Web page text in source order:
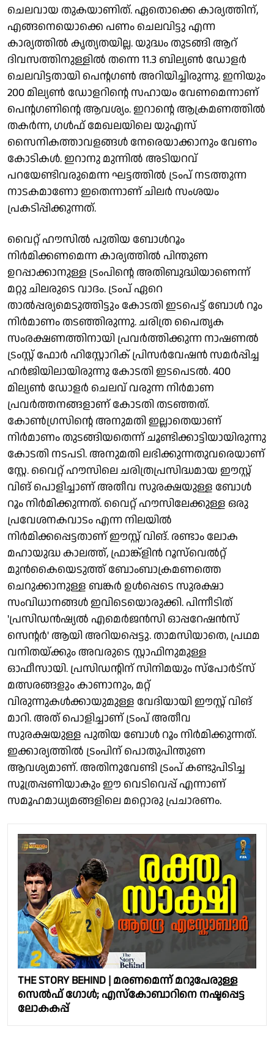
ചെലവായ തുകയാണിത്. ഏതൊക്കെ കാര്യത്തിന്,
എങ്ങനെയൊക്കെ പണം ചെലവിട്ടു എന്ന
കാര്യത്തില്‍ കൃത്യതയില്ല. യുദ്ധം തുടങ്ങി ആറ്
ദിവസത്തിനുള്ളില്‍ തന്നെ 11.3 ബില്യണ്‍ ഡോളര്‍
ചെലവിട്ടതായി പെന്റഗണ്‍ അറിയിച്ചിരുന്നു. ഇനിയും
200 മില്യണ്‍ ഡോളറിന്റെ സഹായം വേണമെന്നാണ്
പെന്റഗണിന്റെ ആവശ്യം. ഇറാന്റെ ആക്രമണത്തില്‍
തകര്‍ന്ന, ഗള്‍ഫ് മേഖലയിലെ യുഎസ്
സൈനികത്താവളങ്ങള്‍ നേരെയാക്കാനും വേണം
കോടികള്‍. ഇറാനു മുന്നില്‍ അടിയറവ്
പറയേണ്ടിവരുമെന്ന ഘട്ടത്തില്‍ ട്രംപ് നടത്തുന്ന
നാടകമാണോ ഇതെന്നാണ് ചിലര്‍ സംശയം
പ്രകടിപ്പിക്കുന്നത്.
വൈറ്റ് ഹൗസിൽ പുതിയ ബോൾറൂം
നിർമിക്കണമെന്ന കാര്യത്തില്‍ പിന്തുണ
ഉറപ്പാക്കാനുള്ള ട്രംപിന്റെ അതിബുദ്ധിയാണെന്ന്
മറ്റു ചിലരുടെ വാദം. ട്രംപ് ഏറെ
താല്‍പ്പര്യമെടുത്തിട്ടും കോടതി ഇടപെട്ട് ബോള്‍ റൂം
നിര്‍മാണം തടഞ്ഞിരുന്നു. ചരിത്ര പൈതൃക
സംരക്ഷണത്തിനായി പ്രവർത്തിക്കുന്ന നാഷണല്‍
ട്രംസ്റ്റ് ഫോര്‍ ഹിസ്റ്റോറിക് പ്രിസര്‍വേഷന്‍ സമർപ്പിച്ച
ഹർജിയിലായിരുന്നു കോടതി ഇടപെടല്‍. 400
മില്യൺ ഡോളർ ചെലവ് വരുന്ന നിര്‍മാണ
പ്രവര്‍ത്തനങ്ങളാണ് കോടതി തടഞ്ഞത്.
കോണ്‍ഗ്രസിന്റെ അനുമതി ഇല്ലാതെയാണ്
നിര്‍മാണം തുടങ്ങിയതെന്ന് ചൂണ്ടിക്കാട്ടിയായിരുന്നു
കോടതി നടപടി. അനുമതി ലഭിക്കുന്നതുവരെയാണ്
സ്റ്റേ. വൈറ്റ് ഹൗസിലെ ചരിത്രപ്രസിദ്ധമായ ഈസ്റ്റ്
വിങ് പൊളിച്ചാണ് അതീവ സുരക്ഷയുള്ള ബോള്‍
റൂം നിര്‍മിക്കുന്നത്. വൈറ്റ് ഹൗസിലേക്കുള്ള ഒരു
പ്രവേശനകവാടം എന്ന നിലയില്‍
നിര്‍മിക്കപ്പെട്ടതാണ് ഈസ്റ്റ് വിങ്. രണ്ടാം ലോക
മഹായുദ്ധ കാലത്ത്, ഫ്രാങ്ക്ളിന്‍ റൂസ്‌വെല്‍റ്റ്
മുന്‍കൈയെടുത്ത് ബോംബാക്രമണത്തെ
ചെറുക്കാനുള്ള ബങ്കര്‍ ഉള്‍പ്പെടെ സുരക്ഷാ
സംവിധാനങ്ങള്‍ ഇവിടെയൊരുക്കി. പിന്നീടിത്
'പ്രസിഡൻഷ്യൽ എമെർജൻസി ഓപ്പറേഷൻസ്
സെന്റർ' ആയി അറിയപ്പെട്ടു. താമസിയാതെ, പ്രഥമ
വനിതയ്ക്കും അവരുടെ സ്റ്റാഫിനുമുള്ള
ഓഫീസായി. പ്രസിഡന്റിന് സിനിമയും സ്പോര്‍ട്സ്
മത്സരങ്ങളും കാണാനും, മറ്റ്
വിരുന്നുകള്‍ക്കായുമുള്ള വേദിയായി ഈസ്റ്റ് വിങ്
മാറി. അത് പൊളിച്ചാണ് ട്രംപ് അതീവ
സുരക്ഷയുള്ള പുതിയ ബോള്‍ റൂം നിര്‍മിക്കുന്നത്.
ഇക്കാര്യത്തില്‍ ട്രംപിന് പൊതുപിന്തുണ
ആവശ്യമാണ്. അതിനുവേണ്ടി ട്രംപ് കണ്ടുപിടിച്ച
സൂത്രപ്പണിയാകും ഈ വെടിവെപ്പ് എന്നാണ്
സമൂഹമാധ്യമങ്ങളിലെ മറ്റൊരു പ്രചാരണം.
THE STORY BEHIND | മരണമെന്ന് മറുപേരുള്ള
സെല്‍ഫ് ഗോള്‍; എസ്കോബാറിനെ നഷ്ടപ്പെട്ട
ലോകകപ്പ്